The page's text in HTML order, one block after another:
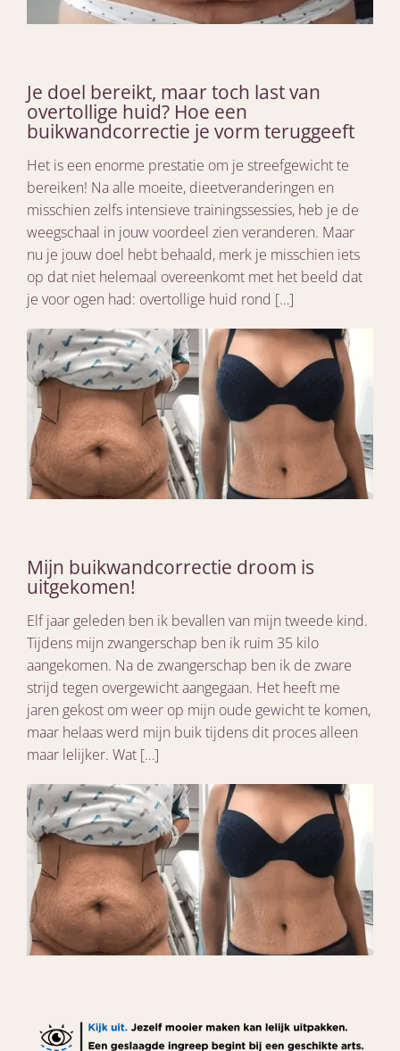
Je doel bereikt, maar toch last van
overtollige huid? Hoe een
buikwandcorrectie je vorm teruggeeft
Het is een enorme prestatie om je streefgewicht te
bereiken! Na alle moeite, dieetveranderingen en
misschien zelfs intensieve trainingssessies, heb je de
weegschaal in jouw voordeel zien veranderen. Maar
nu je jouw doel hebt behaald, merk je misschien iets
op dat niet helemaal overeenkomt met het beeld dat
je voor ogen had: overtollige huid rond […]
Mijn buikwandcorrectie droom is
uitgekomen!
Elf jaar geleden ben ik bevallen van mijn tweede kind.
Tijdens mijn zwangerschap ben ik ruim 35 kilo
aangekomen. Na de zwangerschap ben ik de zware
strijd tegen overgewicht aangegaan. Het heeft me
jaren gekost om weer op mijn oude gewicht te komen,
maar helaas werd mijn buik tijdens dit proces alleen
maar lelijker. Wat […]